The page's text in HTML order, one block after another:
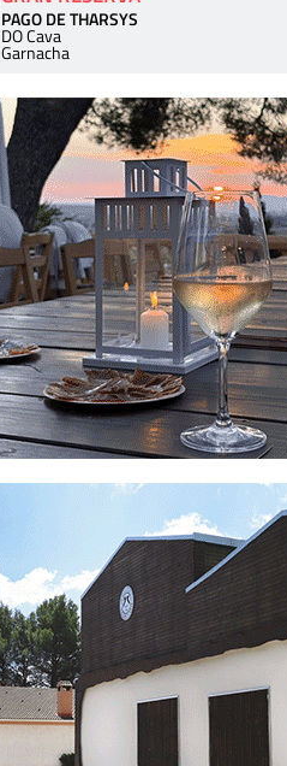
PAGO DE THARSYS
DO Cava
Garnacha